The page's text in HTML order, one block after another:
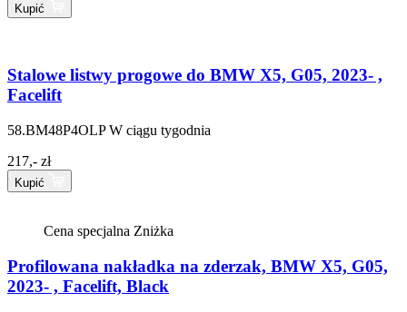
Kupić
Stalowe listwy progowe do BMW X5, G05, 2023- ,
Facelift
58.BM48P4OLP W ciągu tygodnia
217,- zł
Kupić
Cena specjalna Zniżka
Profilowana nakładka na zderzak, BMW X5, G05,
2023- , Facelift, Black